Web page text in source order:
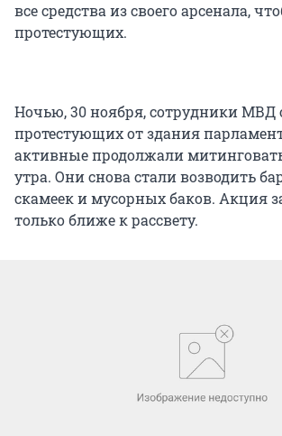
все средства из своего арсенала,
протестующих.
Ночью, 30 ноября, сотрудники МВД
протестующих от здания
активные продолжали
утра. Они снова стали возводить
скамеек и мусорных баков. Акция
только ближе к рассвету.